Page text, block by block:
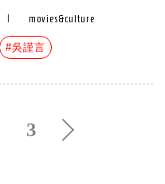
movies&culture
#吳謹言
3